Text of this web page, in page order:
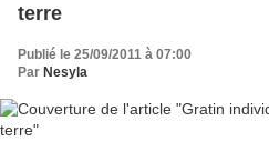
terre
Publié le 25/09/2011 à 07:00
Par Nesyla